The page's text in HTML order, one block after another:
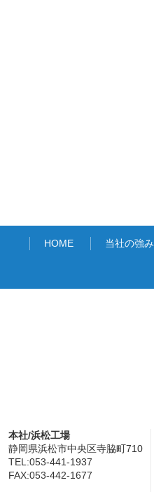
HOME 当社の強み
本社/浜松工場
静岡県浜松市中央区寺脇町710
TEL:053-441-1937
FAX:053-442-1677